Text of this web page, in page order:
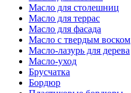
Масло для столешниц
Масло для террас
Масло для фасада
Масло с твердым воском
Масло-лазурь для дерева
Масло-уход
Брусчатка
Бордюр